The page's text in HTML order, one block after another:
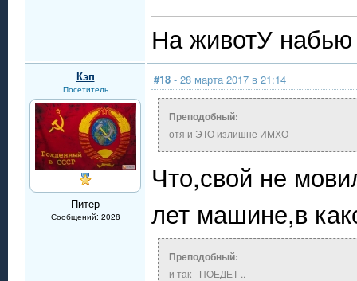
На животУ набью
Кэп
Посетитель
Питер
Сообщений: 2028
#18 - 28 марта 2017 в 21:14
Преподобный:
отя и ЭТО излишне ИМХО
Что,свой не
лет машине,в
Преподобный:
и так - ПОЕДЕТ ..